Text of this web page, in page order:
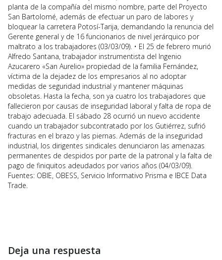
planta de la compañía del mismo nombre, parte del Proyecto
San Bartolomé, además de efectuar un paro de labores y
bloquear la carretera Potosí-Tarija, demandando la renuncia del
Gerente general y de 16 funcionarios de nivel jerárquico por
maltrato a los trabajadores (03/03/09). • El 25 de febrero murió
Alfredo Santana, trabajador instrumentista del Ingenio
Azucarero «San Aurelio» propiedad de la familia Fernández,
víctima de la dejadez de los empresarios al no adoptar
medidas de seguridad industrial y mantener máquinas
obsoletas. Hasta la fecha, son ya cuatro los trabajadores que
fallecieron por causas de inseguridad laboral y falta de ropa de
trabajo adecuada. El sábado 28 ocurrió un nuevo accidente
cuando un trabajador subcontratado por los Gutiérrez, sufrió
fracturas en el brazo y las piernas. Además de la inseguridad
industrial, los dirigentes sindicales denunciaron las amenazas
permanentes de despidos por parte de la patronal y la falta de
pago de finiquitos adeudados por varios años (04/03/09).
Fuentes: OBIE, OBESS, Servicio Informativo Prisma e IBCE Data
Trade.
Deja una respuesta